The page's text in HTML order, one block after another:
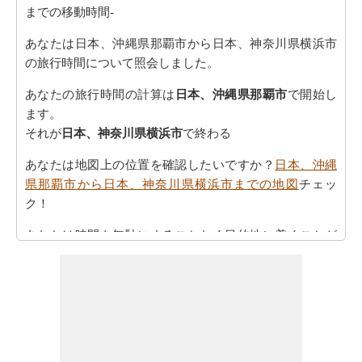
までの移動時間-
あなたは日本、沖縄県那覇市から日本、神奈川県横浜市
の旅行時間について照会しました。
あなたの旅行時間の計算は 日本、沖縄県那覇市で開始し
ます。
それが 日本、神奈川県横浜市で終わる
あなたは地図上の位置を確認したいですか？ 日本、沖縄
県那覇市から日本、神奈川県横浜市までの地図チェッ
ク！
あなたは時間を無駄にすることなく目的地に着くことが